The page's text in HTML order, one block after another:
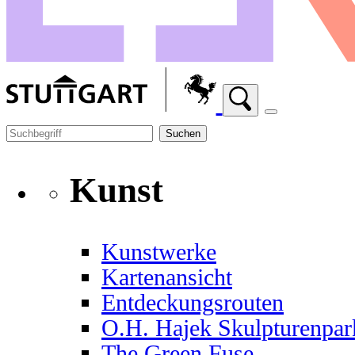
Suchen
Kunst
Kunstwerke
Kartenansicht
Entdeckungsrouten
O.H. Hajek